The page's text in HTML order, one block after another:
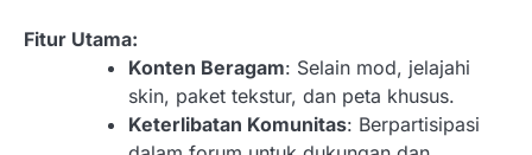
Fitur Utama:
Konten Beragam: Selain mod, jelajahi
skin, paket tekstur, dan peta khusus.
Keterlibatan Komunitas: Berpartisipasi